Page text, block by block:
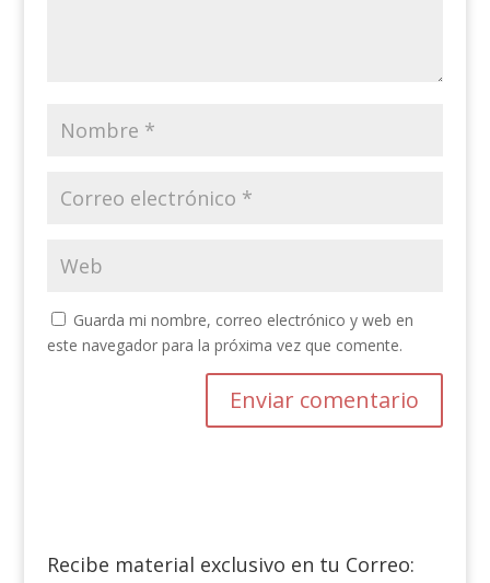
Guarda mi nombre, correo electrónico y web en
este navegador para la próxima vez que comente.
Recibe material exclusivo en tu Correo: